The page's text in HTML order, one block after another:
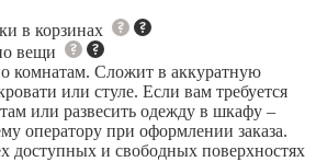
в корзинах
вещи
комнатам. Сложит в аккуратную
или стуле. Если вам требуется
или развесить одежду в шкафу –
оператору при оформлении заказа.
доступных и свободных поверхностях